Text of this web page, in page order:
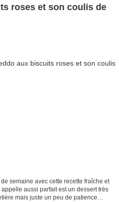
roses et son coulis de
semaine avec cette recette fraîche et
aussi parfait est un dessert très
mais juste un peu de patience